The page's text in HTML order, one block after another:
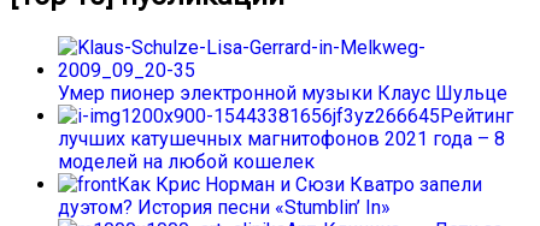
Умер пионер электронной музыки Клаус Шульце
Рейтинг
лучших катушечных магнитофонов 2021 года – 8
моделей на любой кошелек
Как Крис Норман и Сюзи Кватро запели
дуэтом? История песни «Stumblin’ In»